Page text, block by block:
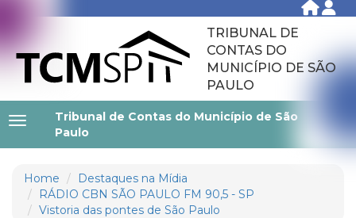
TRIBUNAL DE
CONTAS DO
MUNICÍPIO DE SÃO
PAULO
Tribunal de Contas do Município de São
Paulo
Home
Destaques na Mídia
RÁDIO CBN SÃO PAULO FM 90,5 - SP
Vistoria das pontes de São Paulo